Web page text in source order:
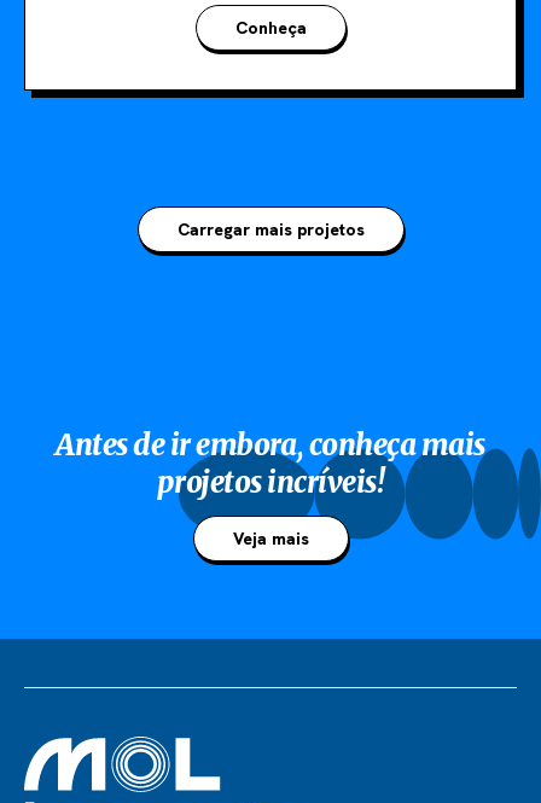
Conheça
Carregar mais projetos
Antes de ir embora, conheça mais
projetos incríveis!
Veja mais